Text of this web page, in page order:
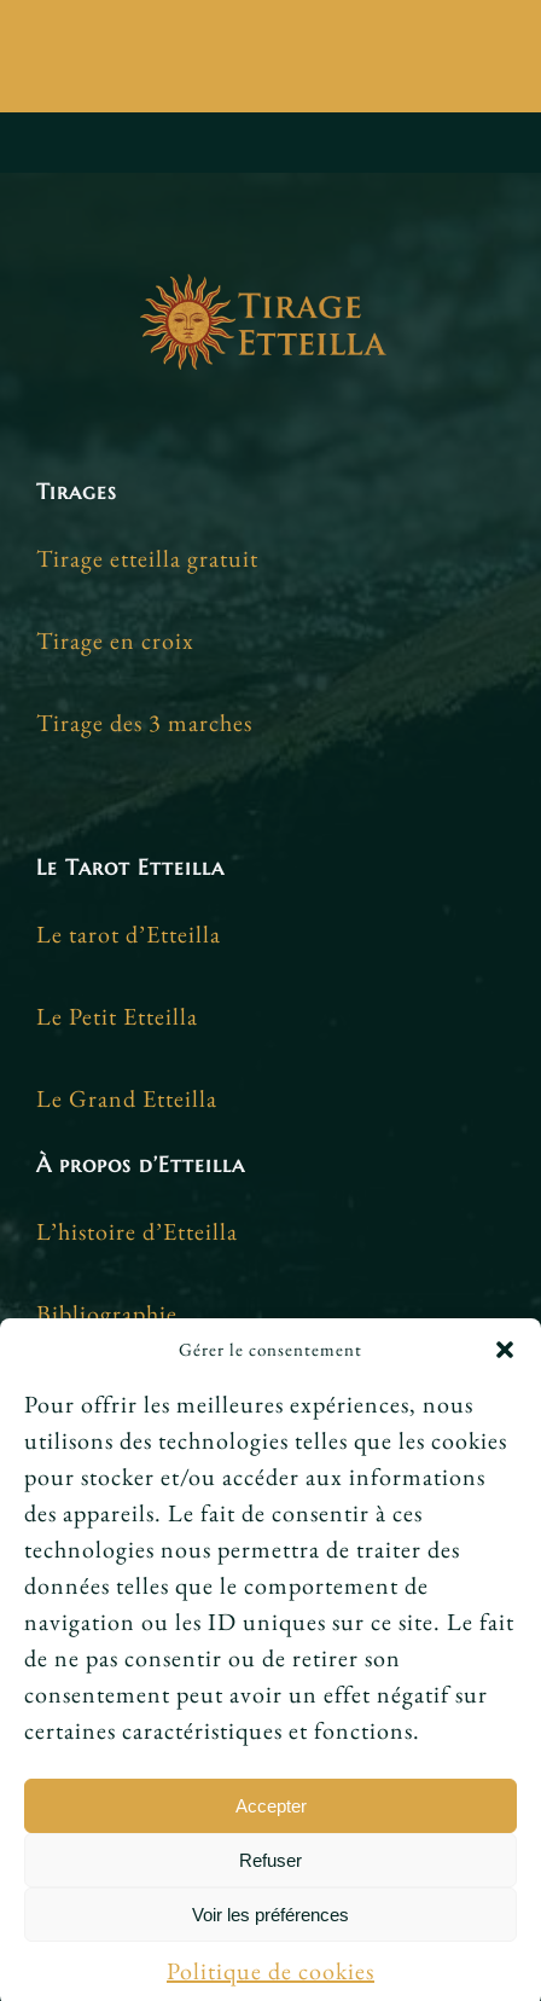
Gérer le consentement
Pour offrir les meilleures expériences, nous
utilisons des technologies telles que les cookies
pour stocker et/ou accéder aux informations
des appareils. Le fait de consentir à ces
technologies nous permettra de traiter des
données telles que le comportement de
navigation ou les ID uniques sur ce site. Le fait
de ne pas consentir ou de retirer son
consentement peut avoir un effet négatif sur
certaines caractéristiques et fonctions.
Accepter
Refuser
Voir les préférences
Politique de cookies
Tirages
Tirage etteilla gratuit
Tirage en croix
Tirage des 3 marches
Le Tarot Etteilla
Le tarot d’Etteilla
Le Petit Etteilla
Le Grand Etteilla
À propos d’Etteilla
L’histoire d’Etteilla
Bibliographie
Crédits et mentions légales
Le tarot peut-il annoncer une rencontre
amoureuse ?
Peut-on prouver que le tarot fonctionne ?
Le tarot avant l’ésotérisme : un simple jeu ?
© 2016 - 2026 • Conception parSukellos - Agence web
Maillet